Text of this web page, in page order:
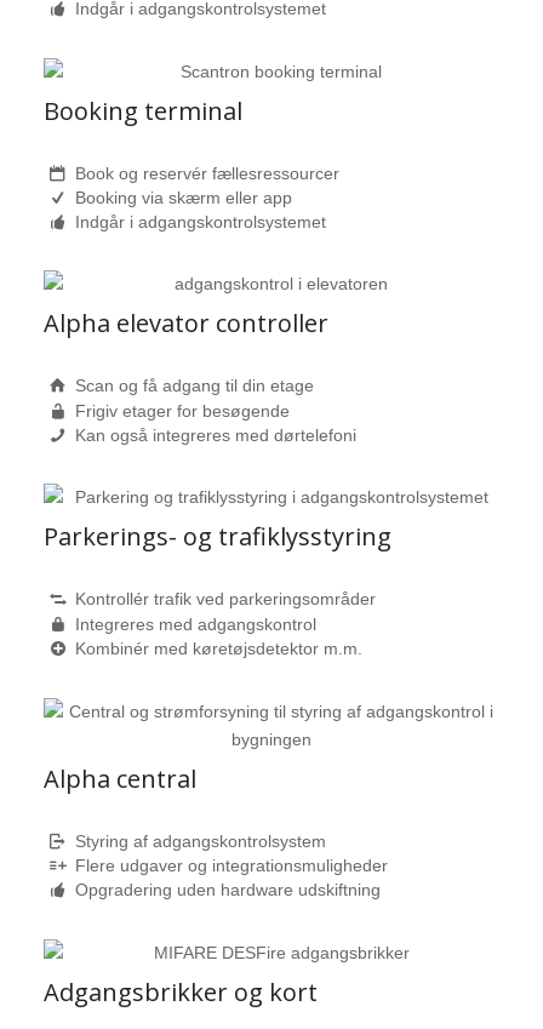
Indgår i adgangskontrolsystemet
Booking terminal
Book og reservér fællesressourcer
Booking via skærm eller app
Indgår i adgangskontrolsystemet
Alpha elevator controller
Scan og få adgang til din etage
Frigiv etager for besøgende
Kan også integreres med dørtelefoni
Parkerings- og trafiklysstyring
Kontrollér trafik ved parkeringsområder
Integreres med adgangskontrol
Kombinér med køretøjsdetektor m.m.
Alpha central
Styring af adgangskontrolsystem
Flere udgaver og integrationsmuligheder
Opgradering uden hardware udskiftning
Adgangsbrikker og kort